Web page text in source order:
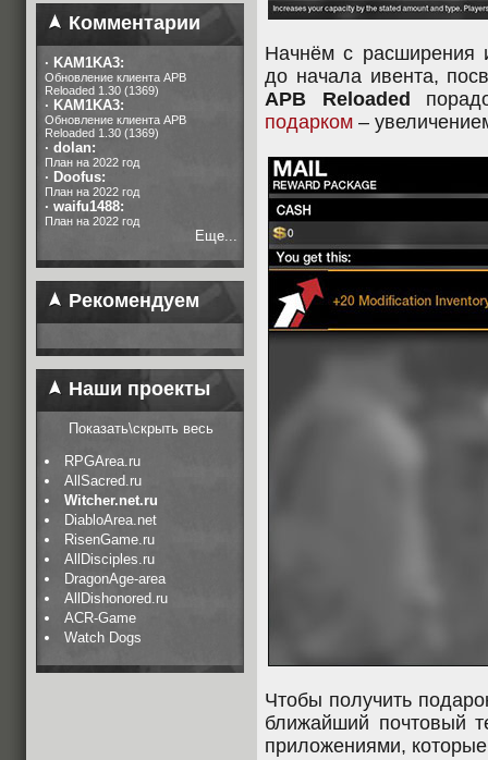
Комментарии
· KAM1KA3:
Обновление клиента APB
Reloaded 1.30 (1369)
· KAM1KA3:
Обновление клиента APB
Reloaded 1.30 (1369)
· dolan:
План на 2022 год
· Doofus:
План на 2022 год
· waifu1488:
План на 2022 год
Еще...
Рекомендуем
Наши проекты
Показать\скрыть весь
RPGArea.ru
AllSacred.ru
Witcher.net.ru
DiabloArea.net
RisenGame.ru
AllDisciples.ru
DragonAge-area
AllDishonored.ru
ACR-Game
Watch Dogs
Начнём с расширения
до начала ивента,
APB Reloaded
подарком –
Чтобы получить
ближайший почтовый
приложениями,